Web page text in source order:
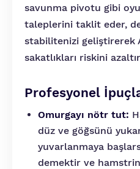
savunma pivotu gibi
taleplerini taklit eder,
stabilitenizi geliştirerek
sakatlıkları riskini
Profesyonel
Omurgayı nötr tut:
düz ve göğsünü
yuvarlanmaya
demektir ve